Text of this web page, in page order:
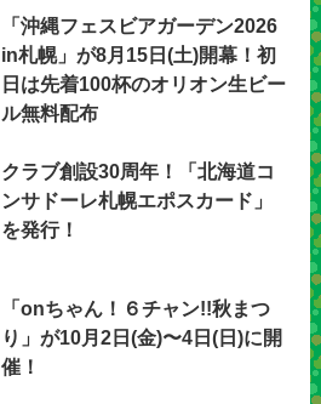
「沖縄フェスビアガーデン2026
in札幌」が8月15日(土)開幕！初
日は先着100杯のオリオン生ビー
ル無料配布
クラブ創設30周年！「北海道コ
ンサドーレ札幌エポスカード」
を発行！
「onちゃん！６チャン!!秋まつ
り」が10月2日(金)〜4日(日)に開
催！